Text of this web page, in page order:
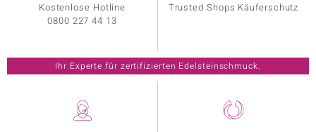
Kostenlose Hotline
0800 227 44 13
Trusted Shops Käuferschutz
Ihr Experte für zertifizierten Edelsteinschmuck.